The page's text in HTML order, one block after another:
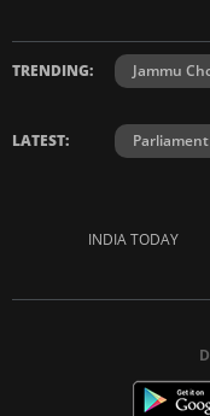
TRENDING: Jammu
LATEST:
INDIA TODAY